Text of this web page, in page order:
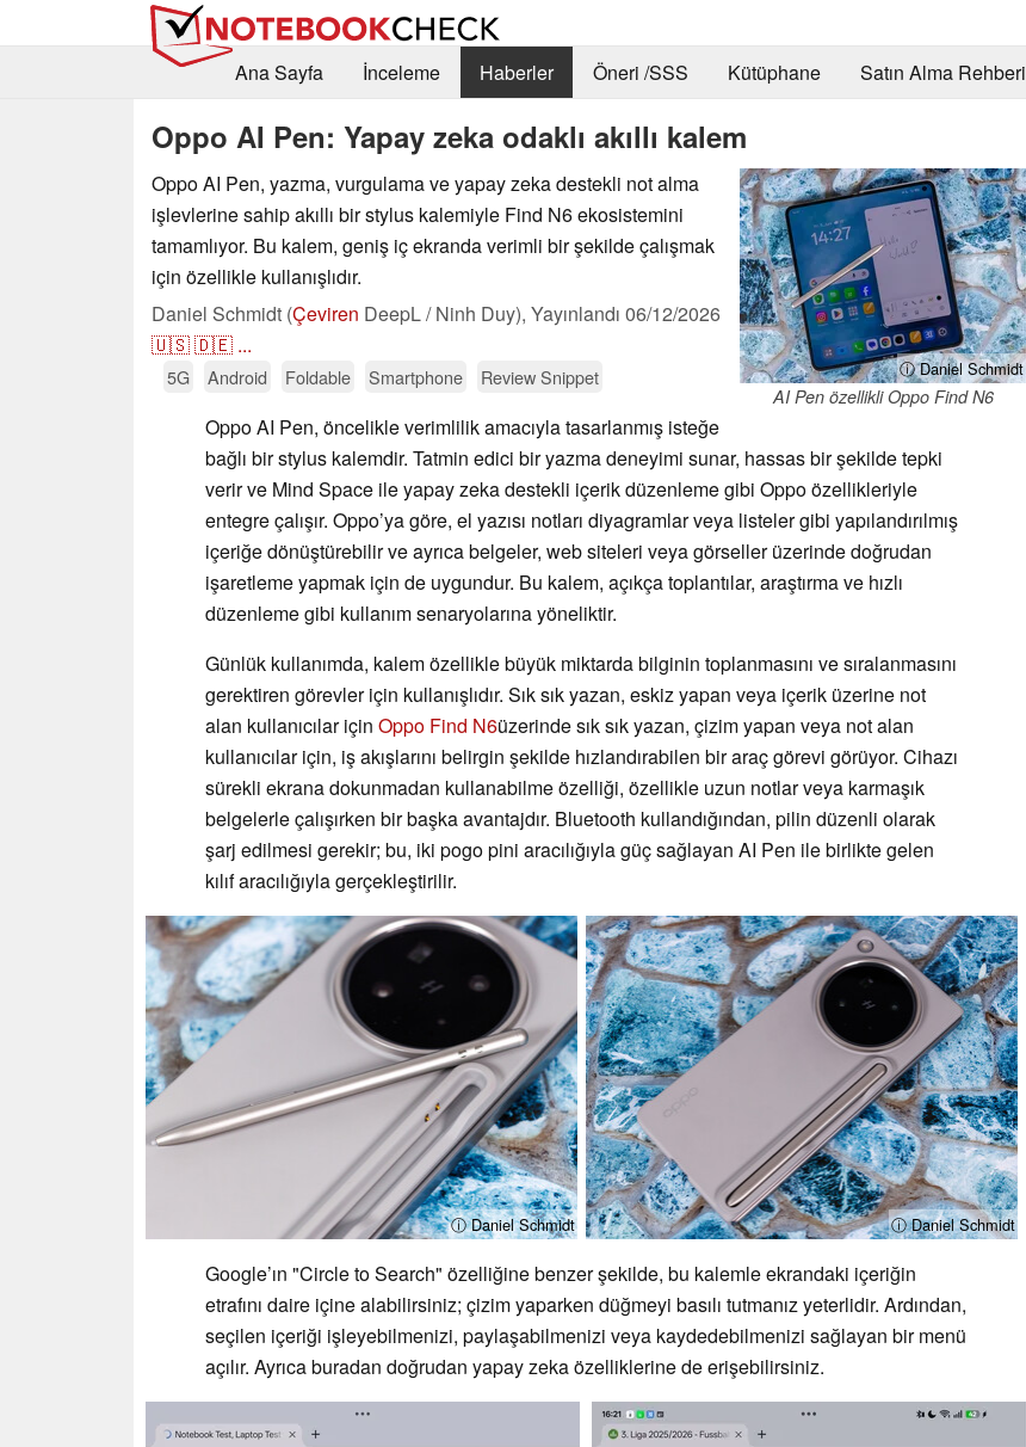
Ana Sayfa
İnceleme Haberler Öneri /SSS Kütüphane Satın Alma Rehberi
Oppo AI Pen: Yapay zeka odaklı akıllı kalem
ⓘ Daniel Schmidt
AI Pen özellikli Oppo Find N6
Oppo AI Pen, yazma, vurgulama ve yapay zeka destekli not alma
işlevlerine sahip akıllı bir stylus kalemiyle Find N6 ekosistemini
tamamlıyor. Bu kalem, geniş iç ekranda verimli bir şekilde çalışmak
için özellikle kullanışlıdır.
Daniel Schmidt (Çeviren DeepL / Ninh Duy), Yayınlandı 06/12/2026
🇺🇸🇩🇪 ...
5G Android Foldable Smartphone Review Snippet
Oppo AI Pen, öncelikle verimlilik amacıyla tasarlanmış isteğe
bağlı bir stylus kalemdir. Tatmin edici bir yazma deneyimi sunar, hassas bir şekilde tepki
verir ve Mind Space ile yapay zeka destekli içerik düzenleme gibi Oppo özellikleriyle
entegre çalışır. Oppo’ya göre, el yazısı notları diyagramlar veya listeler gibi yapılandırılmış
içeriğe dönüştürebilir ve ayrıca belgeler, web siteleri veya görseller üzerinde doğrudan
işaretleme yapmak için de uygundur. Bu kalem, açıkça toplantılar, araştırma ve hızlı
düzenleme gibi kullanım senaryolarına yöneliktir.
Günlük kullanımda, kalem özellikle büyük miktarda bilginin toplanmasını ve sıralanmasını
gerektiren görevler için kullanışlıdır. Sık sık yazan, eskiz yapan veya içerik üzerine not
alan kullanıcılar için Oppo Find N6üzerinde sık sık yazan, çizim yapan veya not alan
kullanıcılar için, iş akışlarını belirgin şekilde hızlandırabilen bir araç görevi görüyor. Cihazı
sürekli ekrana dokunmadan kullanabilme özelliği, özellikle uzun notlar veya karmaşık
belgelerle çalışırken bir başka avantajdır. Bluetooth kullandığından, pilin düzenli olarak
şarj edilmesi gerekir; bu, iki pogo pini aracılığıyla güç sağlayan AI Pen ile birlikte gelen
kılıf aracılığıyla gerçekleştirilir.
ⓘ Daniel Schmidt ⓘ Daniel Schmidt
Google’ın "Circle to Search" özelliğine benzer şekilde, bu kalemle ekrandaki içeriğin
etrafını daire içine alabilirsiniz; çizim yaparken düğmeyi basılı tutmanız yeterlidir. Ardından,
seçilen içeriği işleyebilmenizi, paylaşabilmenizi veya kaydedebilmenizi sağlayan bir menü
açılır. Ayrıca buradan doğrudan yapay zeka özelliklerine de erişebilirsiniz.